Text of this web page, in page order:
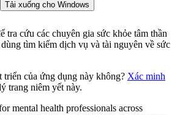
Tải xuống cho Windows
tra cứu các chuyên gia sức khỏe tâm thần
tìm kiếm dịch vụ và tài nguyên về sức
triển của ứng dụng này không? Xác minh
trang niêm yết này.
mental health professionals across